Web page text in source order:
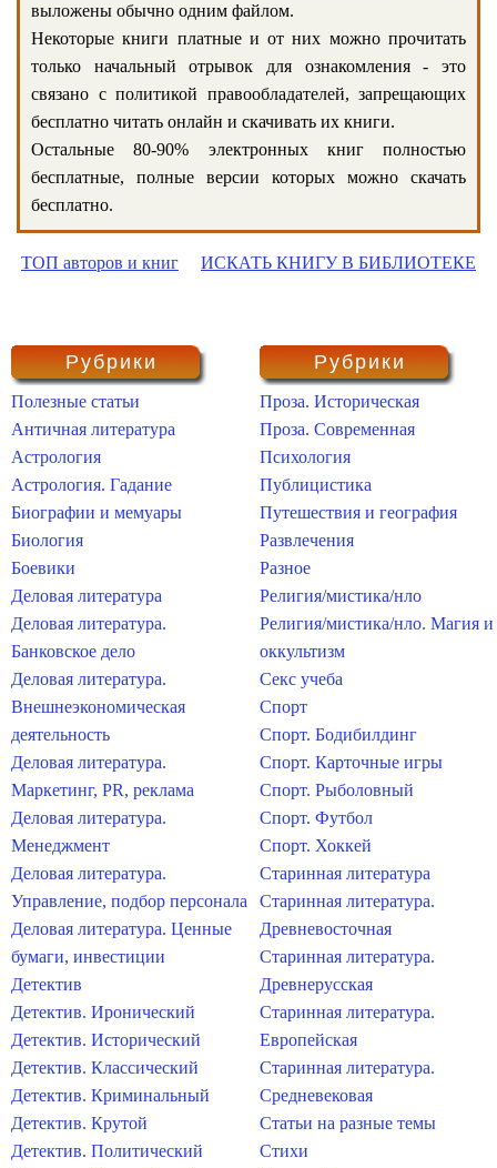
выложены обычно одним файлом.
Некоторые книги платные и от них можно прочитать
только начальный отрывок для ознакомления - это
связано с политикой правообладателей, запрещающих
бесплатно читать онлайн и скачивать их книги.
Остальные 80-90% электронных книг полностью
бесплатные, полные версии которых можно скачать
бесплатно.
ТОП авторов и книг ИСКАТЬ КНИГУ В БИБЛИОТЕКЕ
Рубрики
Полезные статьи
Античная литература
Астрология
Астрология. Гадание
Биографии и мемуары
Биология
Боевики
Деловая литература
Деловая литература.
Банковское дело
Деловая литература.
Внешнеэкономическая
деятельность
Деловая литература.
Маркетинг, PR, реклама
Деловая литература.
Менеджмент
Деловая литература.
Управление, подбор персонала
Деловая литература. Ценные
бумаги, инвестиции
Детектив
Детектив. Иронический
Детектив. Исторический
Детектив. Классический
Детектив. Криминальный
Детектив. Крутой
Детектив. Политический
Рубрики
Проза. Историческая
Проза. Современная
Психология
Публицистика
Путешествия и география
Развлечения
Разное
Религия/мистика/нло
Религия/мистика/нло. Магия и
оккультизм
Секс учеба
Спорт
Спорт. Бодибилдинг
Спорт. Карточные игры
Спорт. Рыболовный
Спорт. Футбол
Спорт. Хоккей
Старинная литература
Старинная литература.
Древневосточная
Старинная литература.
Древнерусская
Старинная литература.
Европейская
Старинная литература.
Средневековая
Статьи на разные темы
Стихи